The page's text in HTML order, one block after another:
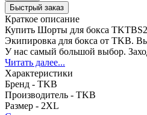
Быстрый заказ
Краткое описание
Купить Шорты для бокса
Экипировка для бокса от TKB.
У нас самый большой выбор.
Читать далее...
Характеристики
Бренд - TKB
Производитель - TKB
Размер - 2XL